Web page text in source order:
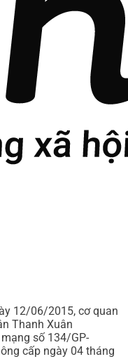
12/06/2015, cơ quan
Thanh Xuân
số 134/GP-
cấp ngày 04 tháng